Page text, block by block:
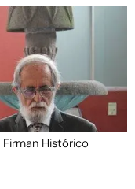
Firman Histórico